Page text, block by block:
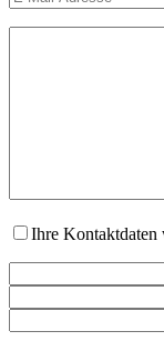
Ihre Kontaktdaten